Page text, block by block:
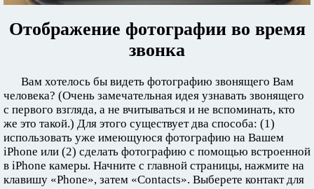
Отображение фотографии во время
звонка
Вам хотелось бы видеть фотографию звонящего Вам
человека? (Очень замечательная идея узнавать звонящего
с первого взгляда, а не вчитываться и не вспоминать, кто
же это такой.) Для этого существует два способа: (1)
использовать уже имеющуюся фотографию на Вашем
iPhone или (2) сделать фотографию с помощью встроенной
в iPhone камеры. Начните с главной страницы, нажмите на
клавишу «Phone», затем «Contacts». Выберете контакт для